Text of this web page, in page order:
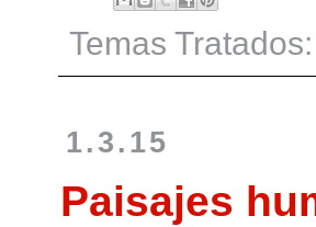
Temas Tratados:
1.3.15
Paisajes